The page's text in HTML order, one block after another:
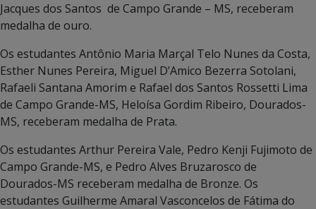
Jacques dos Santos de Campo Grande – MS, receberam
medalha de ouro.
Os estudantes Antônio Maria Marçal Telo Nunes da Costa,
Esther Nunes Pereira, Miguel D’Amico Bezerra Sotolani,
Rafaeli Santana Amorim e Rafael dos Santos Rossetti Lima
de Campo Grande-MS, Heloísa Gordim Ribeiro, Dourados-
MS, receberam medalha de Prata.
Os estudantes Arthur Pereira Vale, Pedro Kenji Fujimoto de
Campo Grande-MS, e Pedro Alves Bruzarosco de
Dourados-MS receberam medalha de Bronze. Os
estudantes Guilherme Amaral Vasconcelos de Fátima do